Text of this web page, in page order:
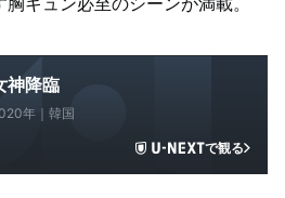
神降臨
年｜韓国
で観る